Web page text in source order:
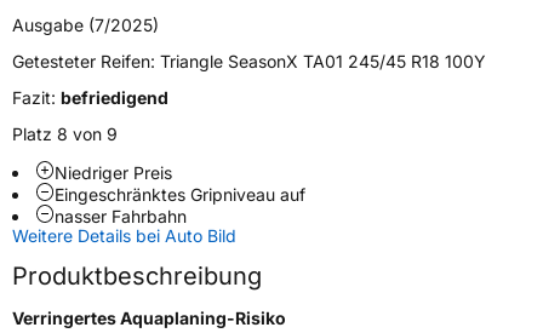
Generelle Merkmale
FahrzeugtypPKW
VerwendungGanzjahresreifen
Modellname
FahrzeugartPKW & SUV
Ausgabe (7/2025)
Getesteter Reifen: Triangle SeasonX TA01 245/45 R18 100Y
Fazit: befriedigend
Platz 8 von 9
Niedriger Preis
Eingeschränktes Gripniveau auf
nasser Fahrbahn
Weitere Details bei Auto Bild
Produktbeschreibung
Verringertes Aquaplaning-Risiko